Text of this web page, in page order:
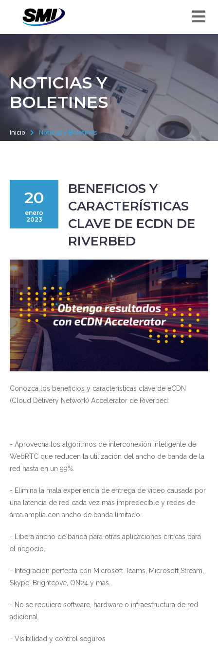
NOTICIAS Y
BOLETINES
Inicio Noticias y Boletines
20
enero
2023
BENEFICIOS Y
CARACTERÍSTICAS
CLAVE DE ECDN DE
RIVERBED
Conozca los beneficios y características clave de eCDN
(Cloud Delivery Network) Accelerator de Riverbed:
- Aprovecha los algoritmos de interconexión inteligente de
WebRTC que reducen la utilización del ancho de banda de la
red hasta en un 99%.
- Elimina la mala experiencia de entrega de video causada por
una latencia de red cada vez más impredecible y redes de
área amplia con ancho de banda limitado.
- Libera ancho de banda para otras aplicaciones críticas para
el negocio.
- Integración perfecta con Microsoft Teams, Microsoft Stream,
Skype, Brightcove, ON24 y más.
- No se requiere software, hardware o infraestructura de red
adicional.
- Visibilidad y control seguros